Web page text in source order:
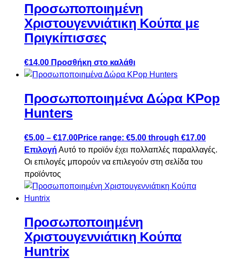
Προσωποποιημένη
Χριστουγεννιάτικη Κούπα με
Πριγκίπισσες
€14.00 Προσθήκη στο καλάθι
Προσωποποιημένα Δώρα KPop
Hunters
€5.00 – €17.00Price range: €5.00 through €17.00
Επιλογή Αυτό το προϊόν έχει πολλαπλές παραλλαγές.
Οι επιλογές μπορούν να επιλεγούν στη σελίδα του
προϊόντος
Προσωποποιημένη
Χριστουγεννιάτικη Κούπα
Huntrix